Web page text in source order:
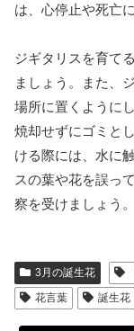
は、心停止や死亡
ジギタリスを育て
ましょう。また、
場所に置くように
焼却せずにゴミと
ける際には、水に
スの葉や花を誤っ
察を受けましょう。
3月の誕生花
花言葉
誕生花